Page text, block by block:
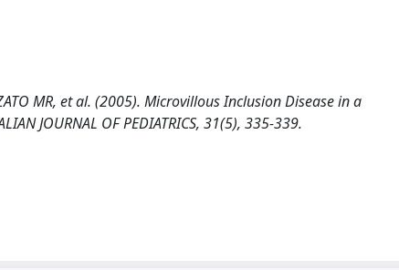
MR, et al. (2005). Microvillous Inclusion Disease in a
JOURNAL OF PEDIATRICS, 31(5), 335-339.